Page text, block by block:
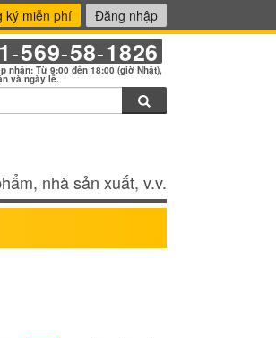
ký miễn phí Đăng nhập
-569-58-1826
nhận: Từ 9:00 đến 18:00 (giờ Nhật),
và ngày lễ.
nhà sản xuất, v.v.